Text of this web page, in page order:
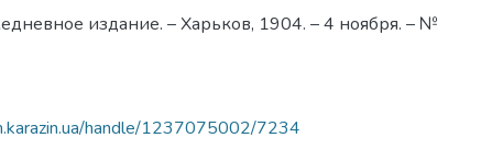
издание. – Харьков, 1904. – 4 ноября. – №
handle/1237075002/7234